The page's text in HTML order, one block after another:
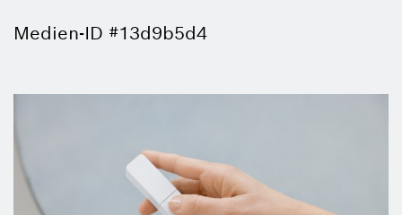
Medien-ID #13d9b5d4